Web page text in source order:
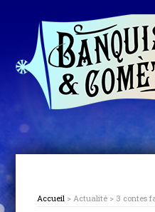
Accueil > Actualité > 3 contes